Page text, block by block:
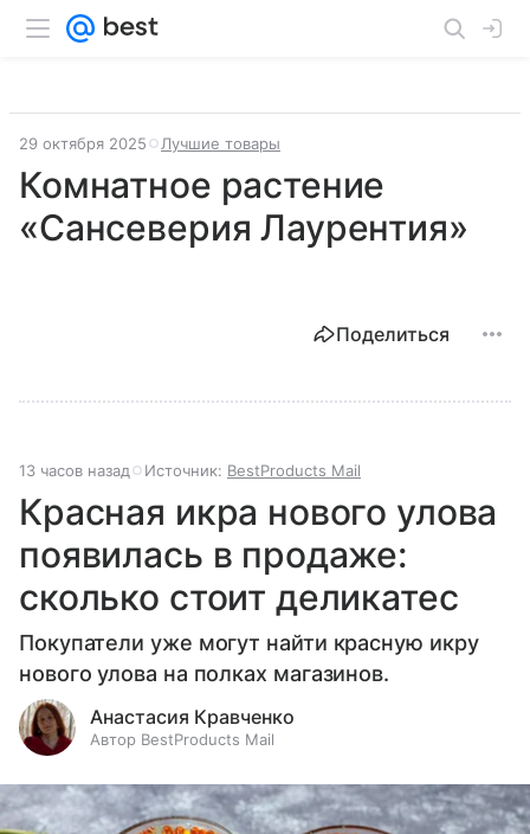
29 октября 2025 Лучшие товары
Комнатное растение
«Сансеверия Лаурентия»
Поделиться
13 часов назад Источник: BestProducts Mail
Красная икра нового улова
появилась в продаже:
сколько стоит деликатес
Покупатели уже могут найти красную икру
нового улова на полках магазинов.
Анастасия Кравченко
Автор BestProducts Mail